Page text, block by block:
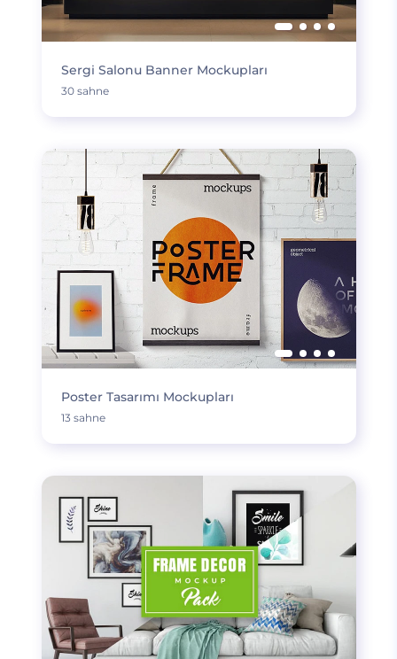
Sergi Salonu Banner Mockupları
30 sahne
Poster Tasarımı Mockupları
13 sahne